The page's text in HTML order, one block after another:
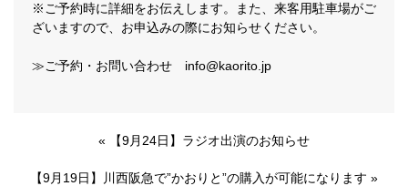
※ご予約時に詳細をお伝えします。また、来客用駐車場がご
ざいますので、お申込みの際にお知らせください。
≫ご予約・お問い合わせ info@kaorito.jp
« 【9月24日】ラジオ出演のお知らせ
【9月19日】川西阪急で”かおりと”の購入が可能になります »